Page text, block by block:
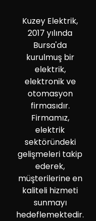
Kuzey Elektrik,
2017 yılında
Bursa'da
kurulmuş bir
elektrik,
elektronik ve
otomasyon
firmasıdır.
Firmamız,
elektrik
sektöründeki
gelişmeleri takip
ederek,
müşterilerine en
kaliteli hizmeti
sunmayı
hedeflemektedir.